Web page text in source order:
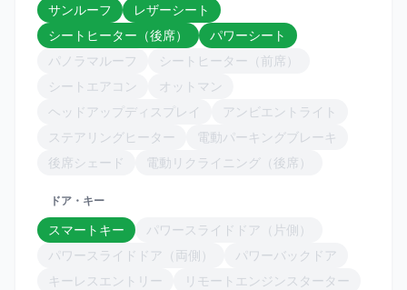
サンルーフ
レザーシート
シートヒーター（後席）
パワーシート
パノラマルーフ
シートヒーター（前席）
シートエアコン
オットマン
ヘッドアップディスプレイ
アンビエントライト
ステアリングヒーター
電動パーキングブレーキ
後席シェード
電動リクライニング（後席）
ドア・キー
スマートキー
パワースライドドア（片側）
パワースライドドア（両側）
パワーバックドア
キーレスエントリー
リモートエンジンスターター